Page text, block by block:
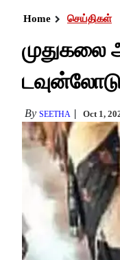
Home செய்திகள்
முதுகலை
By SEETHA Oct 1,